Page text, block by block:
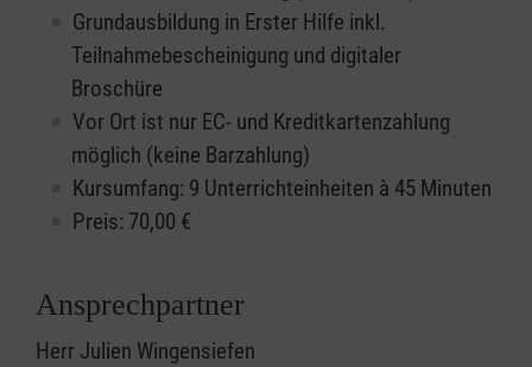
Grundausbildung in Erster Hilfe inkl.
Teilnahmebescheinigung und digitaler
Broschüre
Vor Ort ist nur EC- und Kreditkartenzahlung
möglich (keine Barzahlung)
Kursumfang: 9 Unterrichteinheiten à 45 Minuten
Preis: 70,00 €
Ansprechpartner
Herr Julien Wingensiefen